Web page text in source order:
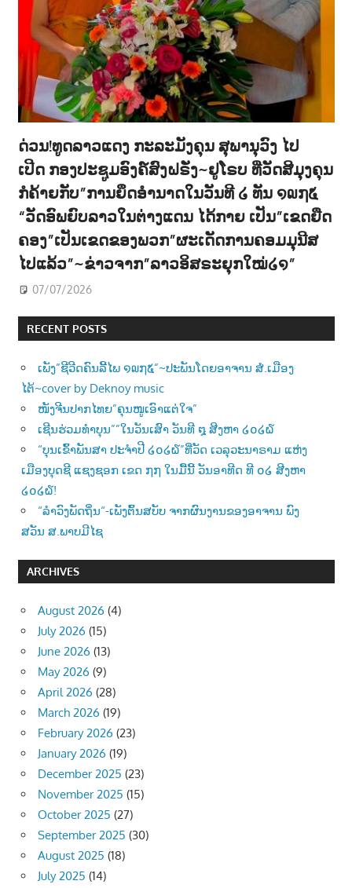
ດ່ວນ!ທູດລາວແດງ ກະລະມັງຄຸນ ສຸພານຸວົງ ໄປ
ເປີດ ກອງປະຊູມອົງຄ໌ສົງຝຣັ່ງ~ຢູໂຣບ ທີ່ວັດສີມຸງຄຸນ
ກໍຄ້າຍກັບ”ການຍຶດອຳນາດໃນວັນທີ ໒ ທັນ ໑໙໗໕
“ວັດອົພຍົບລາວໃນຕ່າງແດນ ໄດ້ກາຍ ເປັນ”ເຂດຍືດ
ຄອງ”ເປັນເຂດຂອງພວກ”ຜະເດັດການຄອມມຸນີສ
ໄປແລ້ວ”~ຂ່າວຈາກ”ລາວອິສຣະຍຸກໃໝ່໒໑”
07/07/2026
RECENT POSTS
ເພັງ”ຊີວີດຄົນລີ້ໄພ ໑໙໗໕”~ປະພັນໂດຍອາຈານ ສໍ.ເມືອງ
ໄຕ້~cover by Deknoy music
ໜັງຈີນປາກໄທຍ”ຄຸນໜູເອົາແຕ່ໃຈ”
ເຊີນຮ່ວມທຳບຸນ””ໃນວັນເສົາ ວັນທີ ໘ ສີງຫາ ໒໐໒໖
“ບຸນເຂົ້າພັນສາ ປະຈຳປີ ໒໐໒໖”ທີ່ວັດ ເວລຸວະນາຣາມ ແຫ່ງ
ເມືອງບຸດຊີ ແຊງຊອກ ເຂດ ໗໗ ໃນມື້ນີ້ ວັນອາທີດ ທີ ໐໒ ສີງຫາ
໒໐໒໖!
“ລຳວົງພັດຖິ່ນ“-ເພັງຕົ້ນສບັບ ຈາກຜົນງານຂອງອາຈານ ພົງ
ສວັນ ສ.ພາບມີໄຊ
ARCHIVES
August 2026 (4)
July 2026 (15)
June 2026 (13)
May 2026 (9)
April 2026 (28)
March 2026 (19)
February 2026 (23)
January 2026 (19)
December 2025 (23)
November 2025 (15)
October 2025 (27)
September 2025 (30)
August 2025 (18)
July 2025 (14)